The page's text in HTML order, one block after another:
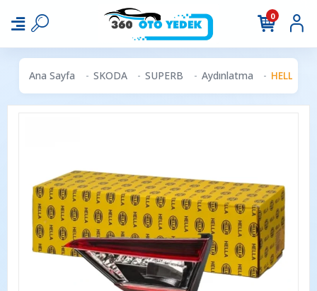
0
Ana Sayfa SKODA SUPERB Aydınlatma HELLA